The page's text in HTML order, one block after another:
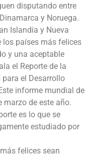
disputando entre
y Noruega.
Islandia y Nueva
los países más felices
y una aceptable
el Reporte de la
el Desarrollo
informe mundial de
marzo de este año.
es lo que se
estudiado por
felices sean